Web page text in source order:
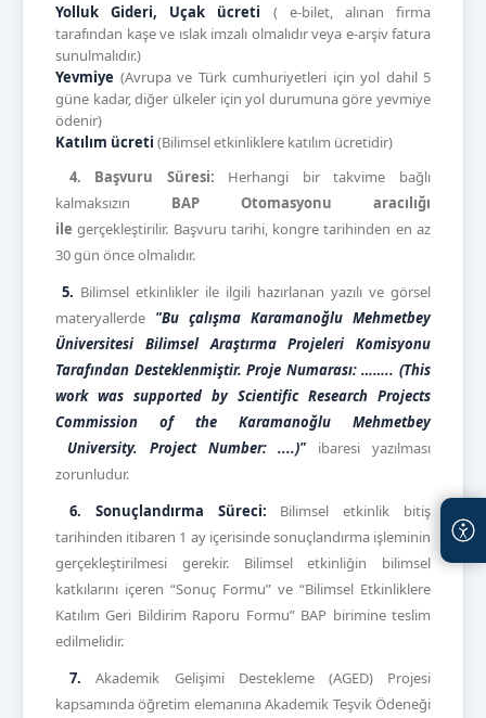
Yolluk Gideri, Uçak ücreti ( e-bilet, alınan firma
tarafından kaşe ve ıslak imzalı olmalıdır veya e-arşiv fatura
sunulmalıdır.)
Yevmiye (Avrupa ve Türk cumhuriyetleri için yol dahil 5
güne kadar, diğer ülkeler için yol durumuna göre yevmiye
ödenir)
Katılım ücreti (Bilimsel etkinliklere katılım ücretidir)
4. Başvuru Süresi: Herhangi bir takvime bağlı
kalmaksızın BAP Otomasyonu aracılığı
ilegerçekleştirilir. Başvuru tarihi, kongre tarihinden en az
30 gün önce olmalıdır.
5. Bilimsel etkinlikler ile ilgili hazırlanan yazılı ve görsel
materyallerde "Bu çalışma Karamanoğlu Mehmetbey
Üniversitesi Bilimsel Araştırma Projeleri Komisyonu
Tarafından Desteklenmiştir. Proje Numarası: …….. (This
work was supported by Scientific Research Projects
Commission of the Karamanoğlu Mehmetbey
University. Project Number: ....)" ibaresi yazılması
zorunludur.
6. Sonuçlandırma Süreci: Bilimsel etkinlik bitiş
tarihinden itibaren 1 ay içerisinde sonuçlandırma işleminin
gerçekleştirilmesi gerekir. Bilimsel etkinliğin bilimsel
katkılarını içeren “Sonuç Formu” ve “Bilimsel Etkinliklere
Katılım Geri Bildirim Raporu Formu” BAP birimine teslim
edilmelidir.
7.Akademik Gelişimi Destekleme (AGED) Projesi
kapsamında öğretim elemanına Akademik Teşvik Ödeneği